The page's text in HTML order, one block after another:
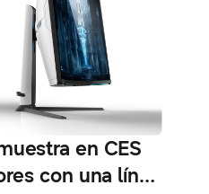
en CES
línea